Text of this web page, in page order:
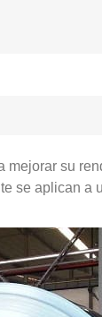
su
se aplican a